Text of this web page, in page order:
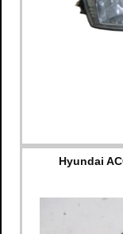
Hyundai